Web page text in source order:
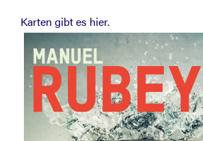
Karten gibt es hier.